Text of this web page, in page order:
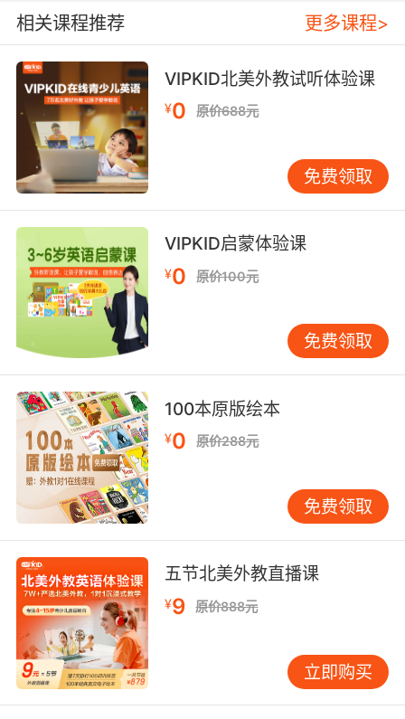
障嘴型动作连贯，60fps则更适合舞蹈类课程的
动作分解教学。
屏幕素质直接影响护眼效果，建议选择具备莱茵
认证的防蓝光面板。某眼科研究所追踪调查显
示，采用DC调光技术的设备，比PWM调光设备
降低38%的视疲劳指数。VIPKID推荐的10.1英寸
AMOLED屏幕，在保持色彩还原度的同时，将亮
度均匀性控制在±5%以内，确保绘本插图的色彩
辨识度。
三、网络稳定性：低延迟与抗干扰
在线课堂对网络时延极其敏感，VIPKID技术白皮
书指出，150ms以上的延迟会导致师生对话节奏
失调。支持Wi-Fi 6的设备相比前代，在多人视频
术，可优先保障音频数据传输。实际案例显示，
某学员更换双频路由器后，卡顿投诉率从每周2.3
次降至0.5次。
网络适应性指标同样关键，4G/5G双模设备在移
动场景中的断线率相差7倍。VIPKID开发的网络
自适应算法，可在带宽低于1Mbps时自动降低视
术使偏远地区学员的课程完成率提升至91%。
四、硬件兼容性：多设备协同与系统适配
跨平台兼容性影响学习连续性，
Android/iOS/Windows系统的无缝衔接至关重
要。VIPKID客户端对ARM架构的深度优化，使中
端平板也能流畅运行虚拟背景功能。测试数据显
相关课程推荐 更多课程>
VIPKID北美外教试听体验课
¥0 原价688元
免费领取
VIPKID启蒙体验课
¥0 原价100元
免费领取
100本原版绘本
¥0 原价288元
免费领取
五节北美外教直播课
¥9 原价888元
立即购买